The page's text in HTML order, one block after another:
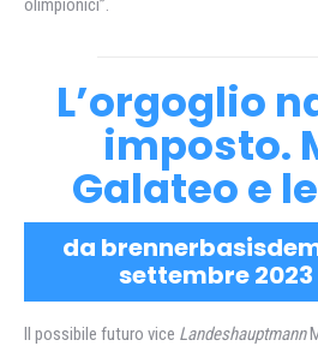
olimpionici”.
L’orgoglio
imposto.
Galateo e
da
settembre
Il possibile futuro vice Landeshauptmann